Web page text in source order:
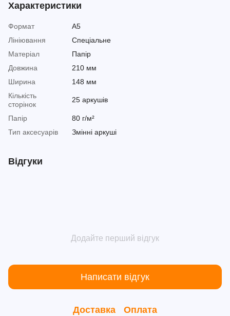
Характеристики
Формат
A5
Лініювання
Спеціальне
Матеріал
Папір
Довжина
210 мм
Ширина
148 мм
Кількість
сторінок
25 аркушів
Папір
80 г/м²
Тип аксесуарів
Змінні аркуші
Відгуки
Додайте перший відгук
Написати відгук
Доставка Оплата